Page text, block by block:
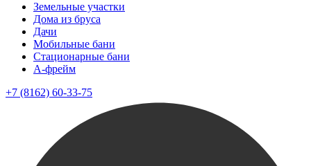
Земельные участки
Дома из бруса
Дачи
Мобильные бани
Стационарные бани
A-фрейм
+7 (8162) 60-33-75